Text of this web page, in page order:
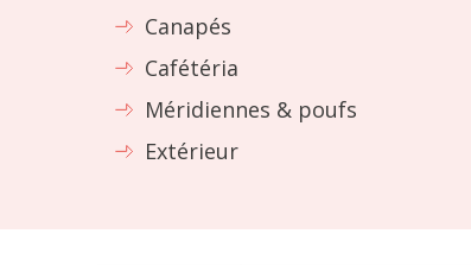
Canapés
Cafétéria
Méridiennes & poufs
Extérieur